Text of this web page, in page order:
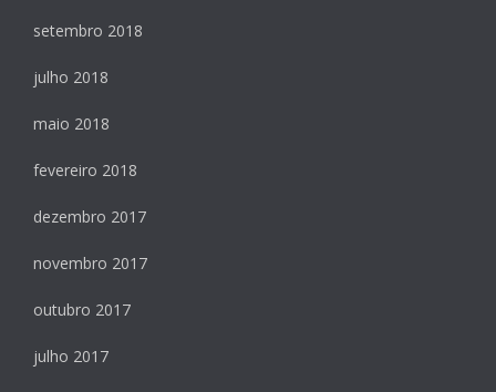
setembro 2018
julho 2018
maio 2018
fevereiro 2018
dezembro 2017
novembro 2017
outubro 2017
julho 2017